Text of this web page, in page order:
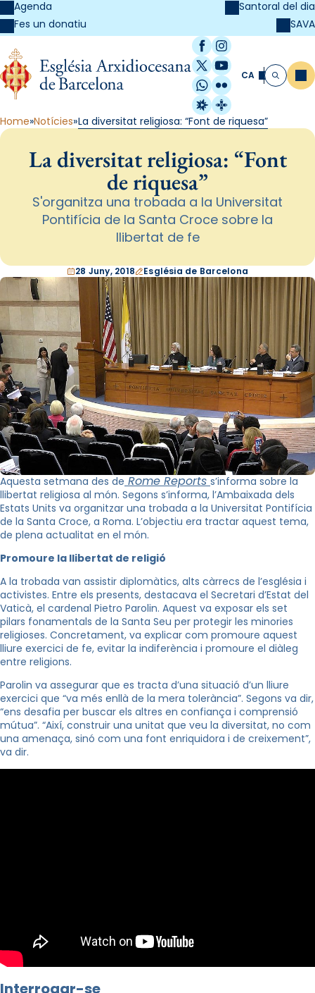
Agenda
Fes un donatiu
Santoral del dia
SAVA
Facebook
Instagram
X / Twitter
YouTube
WhatsApp
Flickr
Radio Estel
Catalunya
CA Cerca
Home Notícies La diversitat religiosa: “Font de riquesa”
La diversitat religiosa: “Font
de riquesa”
S'organitza una trobada a la Universitat
Pontifícia de la Santa Croce sobre la
llibertat de fe
28 Juny, 2018 Església de Barcelona
Aquesta setmana des de Rome Reports s’informa sobre la
llibertat religiosa al món. Segons s’informa, l’Ambaixada dels
Estats Units va organitzar una trobada a la Universitat Pontifícia
de la Santa Croce, a Roma. L’objectiu era tractar aquest tema,
de plena actualitat en el món.
Promoure la llibertat de religió
A la trobada van assistir diplomàtics, alts càrrecs de l’església i
activistes. Entre els presents, destacava el Secretari d’Estat del
Vaticà, el cardenal Pietro Parolin. Aquest va exposar els set
pilars fonamentals de la Santa Seu per protegir les minories
religioses. Concretament, va explicar com promoure aquest
lliure exercici de fe, evitar la indiferència i promoure el diàleg
entre religions.
Parolin va assegurar que es tracta d’una situació d’un lliure
exercici que “va més enllà de la mera tolerància”. Segons va dir,
“ens desafia per buscar els altres en confiança i comprensió
mútua”. “Així, construir una unitat que veu la diversitat, no com
una amenaça, sinó com una font enriquidora i de creixement”,
va dir.
Interrogar-se